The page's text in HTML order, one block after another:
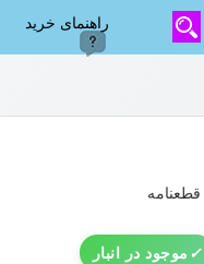
راهنمای خرید
قطعنامه
✓ موجود در انبار